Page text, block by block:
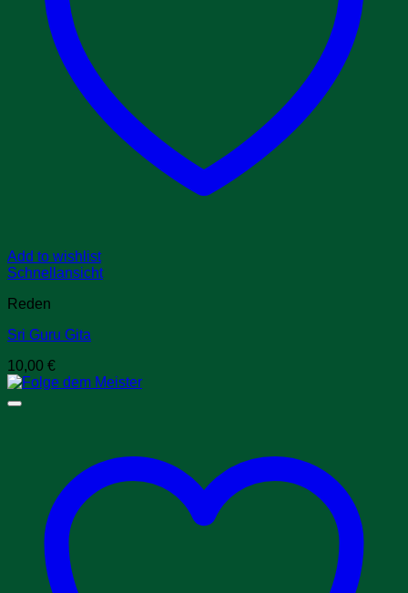
Add to wishlist
Schnellansicht
Reden
Sri Guru Gita
10,00 €